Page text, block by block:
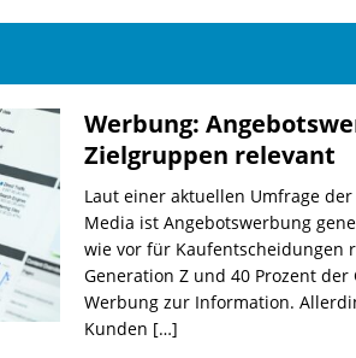
Werbung:
Zielgruppen relevant
Laut einer aktuellen Umfrage
Media ist Angebotswerbung
wie vor für Kaufentscheidungen
Generation Z und 40 Prozent der
Werbung zur Information.
Kunden […]